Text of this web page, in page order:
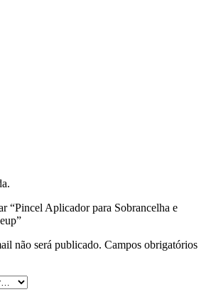
“Pincel Aplicador para Sobrancelha e
não será publicado. Campos obrigatórios